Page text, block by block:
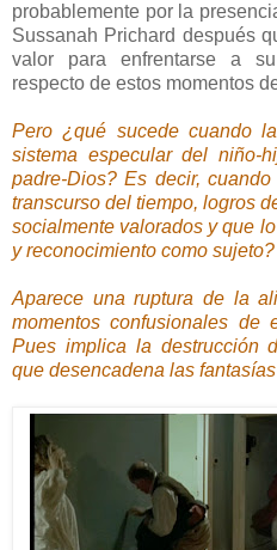
probablemente por la
Sussanah Prichard después
valor para enfrentarse a
respecto de estos momentos
Pero ¿qué sucede cuando
sistema especular del niño-
padre-Dios? Es decir,
transcurso del tiempo, logros
socialmente valorados y que
y reconocimiento como sujeto?
Aparece una ruptura de la
momentos confusionales de
Pues implica la destrucción
que desencadena las